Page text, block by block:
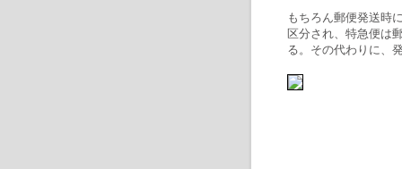
もちろん郵便発送時
区分され、特急便は
る。その代わりに、